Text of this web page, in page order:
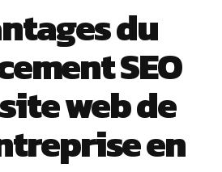
du
SEO
web de
en